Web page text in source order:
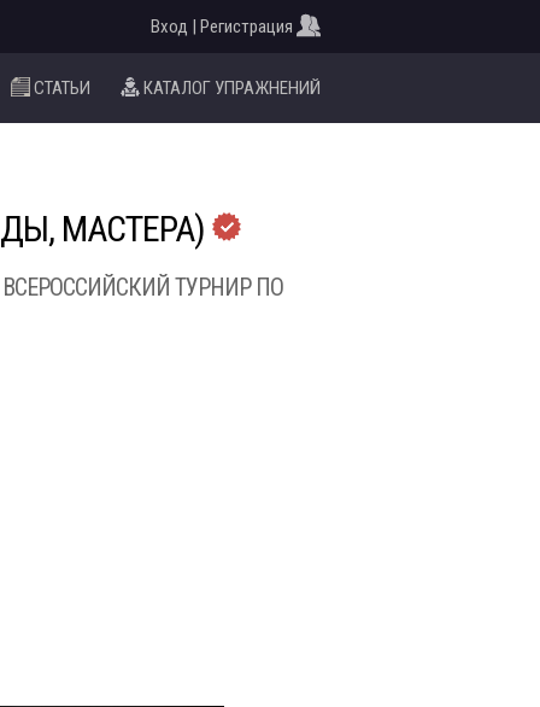
Вход | Регистрация
СТАТЬИ КАТАЛОГ УПРАЖНЕНИЙ
МАСТЕРА)
ТУРНИР ПО